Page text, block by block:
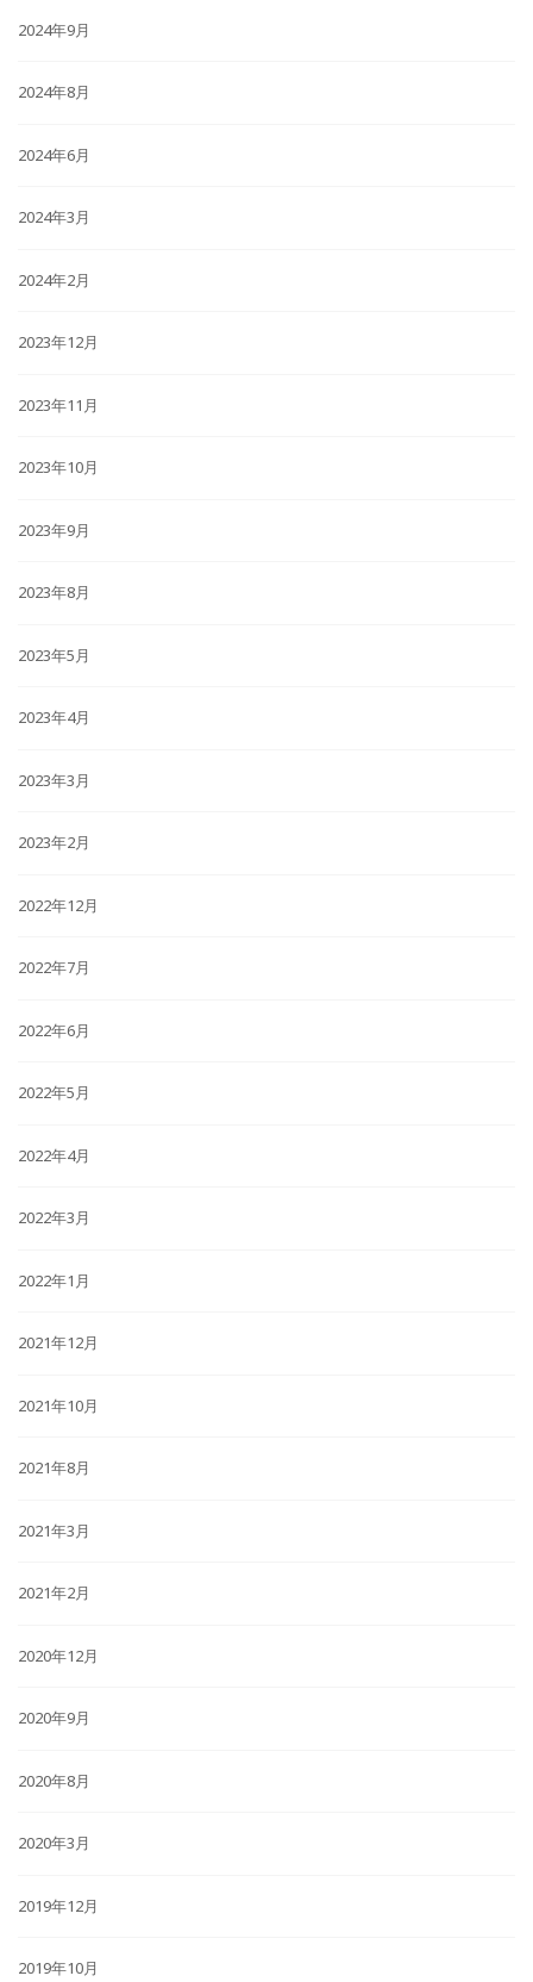
2024年9月
2024年8月
2024年6月
2024年3月
2024年2月
2023年12月
2023年11月
2023年10月
2023年9月
2023年8月
2023年5月
2023年4月
2023年3月
2023年2月
2022年12月
2022年7月
2022年6月
2022年5月
2022年4月
2022年3月
2022年1月
2021年12月
2021年10月
2021年8月
2021年3月
2021年2月
2020年12月
2020年9月
2020年8月
2020年3月
2019年12月
2019年10月